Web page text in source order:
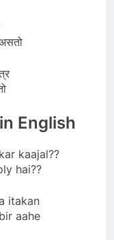
English
kaajal??
hai??
itakan
aahe